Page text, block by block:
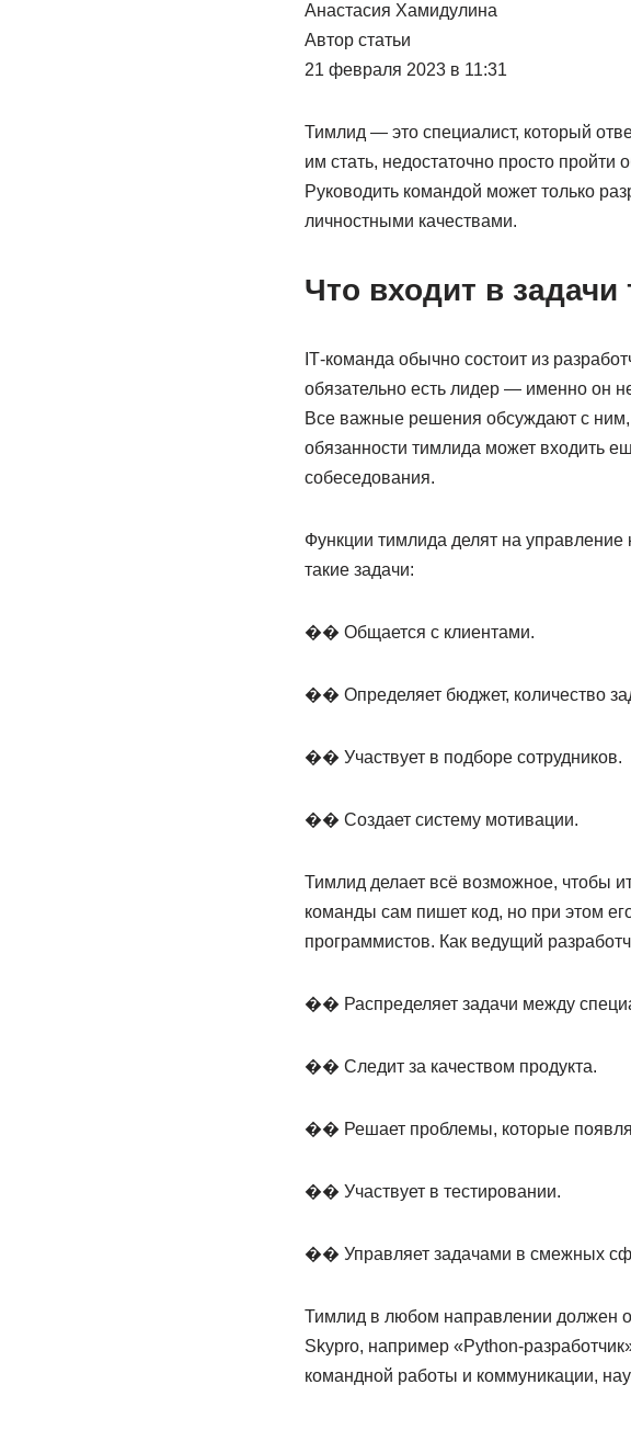
Анастасия Хамидулина
Автор статьи
21 февраля 2023 в 11:31
Тимлид — это специалист, который
им стать, недостаточно просто пройти
Руководить командой может только
личностными качествами.
Что входит в
IТ-команда обычно состоит из
обязательно есть лидер — именно он
Все важные решения обсуждают с
обязанности тимлида может входить
собеседования.
Функции тимлида делят на
такие задачи:
�� Общается с клиентами.
�� Определяет бюджет, количество
�� Участвует в подборе сотрудников.
�� Создает систему мотивации.
Тимлид делает всё возможное, чтобы
команды сам пишет код, но при этом
программистов. Как ведущий
�� Распределяет задачи между
�� Следит за качеством продукта.
�� Решает проблемы, которые
�� Участвует в тестировании.
�� Управляет задачами в смежных
Тимлид в любом направлении должен
Skypro, например «Python-
командной работы и коммуникации,